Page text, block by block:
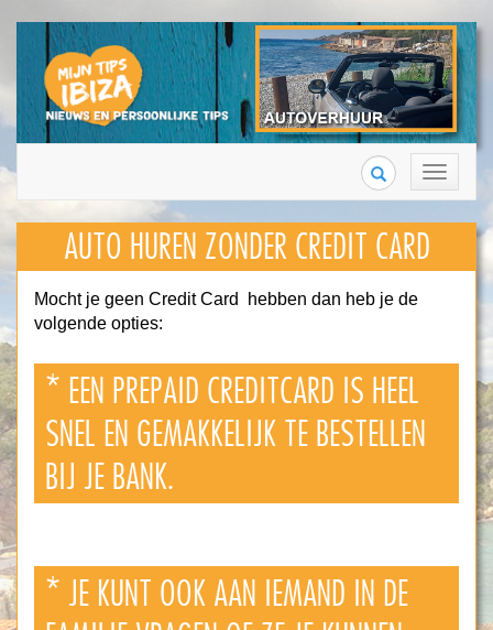
Toggle
navigation
Search
AUTO HUREN ZONDER CREDIT CARD
Mocht je geen Credit Card hebben dan heb je de
volgende opties:
* EEN PREPAID CREDITCARD IS HEEL
SNEL EN GEMAKKELIJK TE BESTELLEN
BIJ JE BANK.
* JE KUNT OOK AAN IEMAND IN DE